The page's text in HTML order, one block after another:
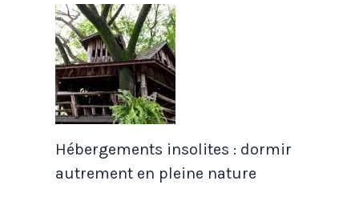
Hébergements insolites : dormir
autrement en pleine nature